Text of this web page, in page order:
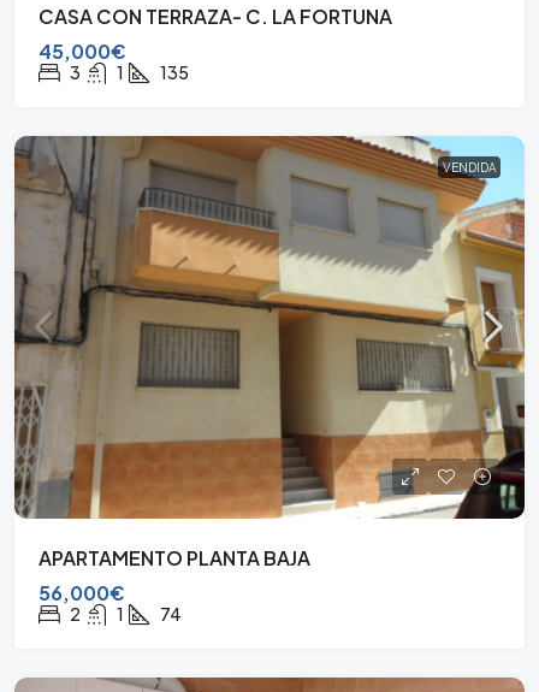
CASA CON TERRAZA- C. LA FORTUNA
45,000€
3 1 135
VENDIDA
APARTAMENTO PLANTA BAJA
56,000€
2 1 74